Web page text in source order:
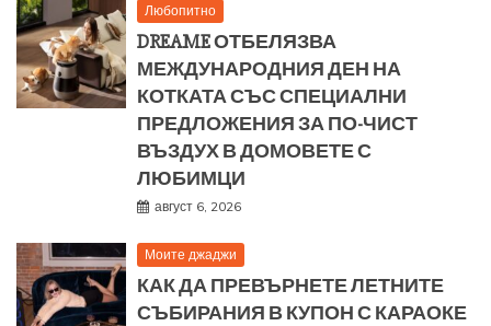
Любопитно
DREAME ОТБЕЛЯЗВА
МЕЖДУНАРОДНИЯ ДЕН НА
КОТКАТА СЪС СПЕЦИАЛНИ
ПРЕДЛОЖЕНИЯ ЗА ПО-ЧИСТ
ВЪЗДУХ В ДОМОВЕТЕ С
ЛЮБИМЦИ
август 6, 2026
Моите джаджи
КАК ДА ПРЕВЪРНЕТЕ ЛЕТНИТЕ
СЪБИРАНИЯ В КУПОН С КАРАОКЕ